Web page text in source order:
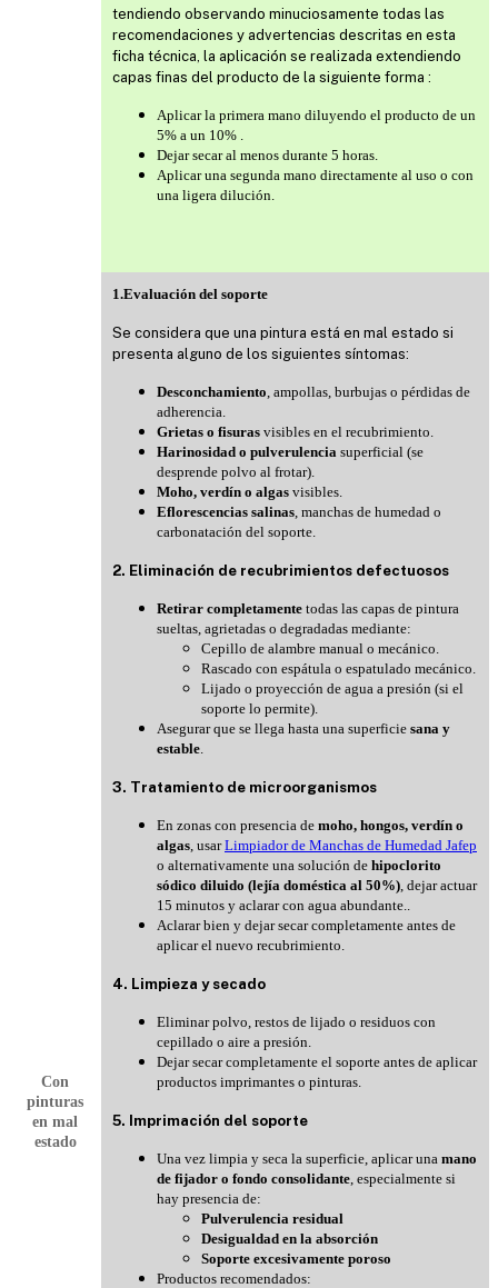
tendiendo observando minuciosamente todas las
recomendaciones y advertencias descritas en esta
ficha técnica, la aplicación se realizada extendiendo
capas finas del producto de la siguiente forma :
Aplicar la primera mano diluyendo el producto de un
5% a un 10% .
Dejar secar al menos durante 5 horas.
Aplicar una segunda mano directamente al uso o con
una ligera dilución.
Con
pinturas
en mal
estado
1.Evaluación del soporte
Se considera que una pintura está en mal estado si
presenta alguno de los siguientes síntomas:
Desconchamiento , ampollas, burbujas o pérdidas de
adherencia.
Grietas o fisuras visibles en el recubrimiento.
Harinosidad o pulverulencia superficial (se
desprende polvo al frotar).
Moho, verdín o algas visibles.
Eflorescencias salinas , manchas de humedad o
carbonatación del soporte.
2. Eliminación de recubrimientos defectuosos
Retirar completamente todas las capas de pintura
sueltas, agrietadas o degradadas mediante:
Cepillo de alambre manual o mecánico.
Rascado con espátula o espatulado mecánico.
Lijado o proyección de agua a presión (si el
soporte lo permite).
Asegurar que se llega hasta una superficie sana y
estable
3. Tratamiento de microorganismos
En zonas con presencia de moho, hongos, verdín o
algas , usarLimpiador de Manchas de Humedad Jafep
o alternativamente una solución de hipoclorito
sódico diluido (lejía doméstica al 50%) , dejar actuar
15 minutos y aclarar con agua abundante.
Aclarar bien y dejar secar completamente antes de
aplicar el nuevo recubrimiento.
4. Limpieza y secado
Eliminar polvo, restos de lijado o residuos con
cepillado o aire a presión.
Dejar secar completamente el soporte antes de aplicar
productos imprimantes o pinturas.
5. Imprimación del soporte
Una vez limpia y seca la superficie, aplicar una mano
de fijador o fondo consolidante , especialmente si
hay presencia de:
Pulverulencia residual
Desigualdad en la absorción
Soporte excesivamente poroso
Productos recomendados: